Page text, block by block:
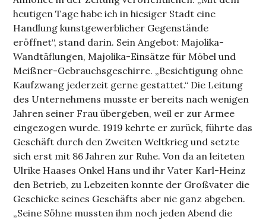
heutigen Tage habe ich in hiesiger Stadt eine
Handlung kunstgewerblicher Gegenstände
eröffnet“, stand darin. Sein Angebot: Majolika-
Wandtäflungen, Majolika-Einsätze für Möbel und
Meißner-Gebrauchsgeschirre. „Besichtigung ohne
Kaufzwang jederzeit gerne gestattet.“ Die Leitung
des Unternehmens musste er bereits nach wenigen
Jahren seiner Frau übergeben, weil er zur Armee
eingezogen wurde. 1919 kehrte er zurück, führte das
Geschäft durch den Zweiten Weltkrieg und setzte
sich erst mit 86 Jahren zur Ruhe. Von da an leiteten
Ulrike Haases Onkel Hans und ihr Vater Karl-Heinz
den Betrieb, zu Lebzeiten konnte der Großvater die
Geschicke seines Geschäfts aber nie ganz abgeben.
„Seine Söhne mussten ihm noch jeden Abend die